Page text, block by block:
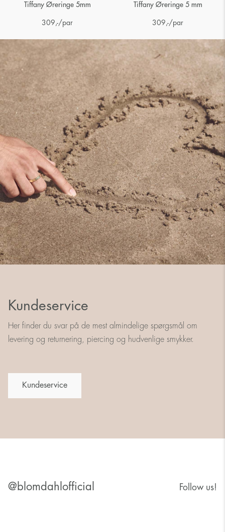
Tiffany Øreringe 5mm
309 ,-/par
Tiffany Øreringe 5 mm
309 ,-/par
Kundeservice
Her finder du svar på de mest almindelige spørgsmål om
levering og returnering, piercing og hudvenlige smykker.
Kundeservice
@blomdahlofficial Follow us!